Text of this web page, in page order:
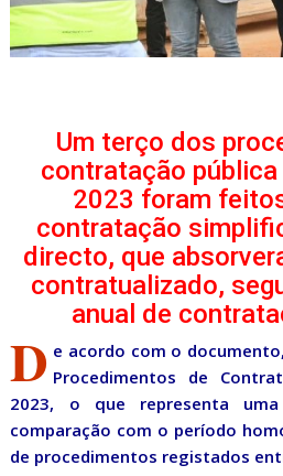
Um terço dos
contratação pública
2023 foram
contratação
directo, que
contratualizado,
anual de
D e acordo com o
Procedimentos de
2023, o que representa
comparação com o período
de procedimentos registados